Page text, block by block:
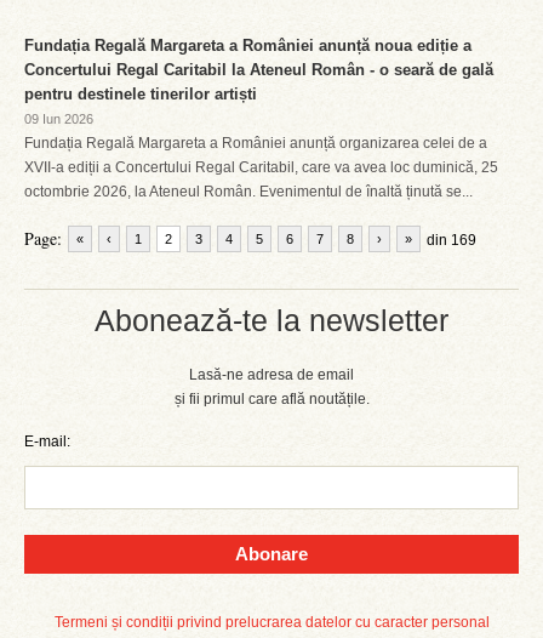
Abonează-te la newsletter
Lasă-ne adresa de email
și fii primul care află noutățile.
E-mail:
Abonare
Termeni și condiții privind prelucrarea datelor cu caracter personal
Fundația Regală Margareta a României anunță noua ediție a
Concertului Regal Caritabil la Ateneul Român - o seară de gală
pentru destinele tinerilor artiști
09 Iun 2026
Fundația Regală Margareta a României anunță organizarea celei de a
XVII-a ediții a Concertului Regal Caritabil, care va avea loc duminică, 25
octombrie 2026, la Ateneul Român. Evenimentul de înaltă ținută se...
Page: « ‹ 1 2 3 4 5 6 7 8 din 169
› »